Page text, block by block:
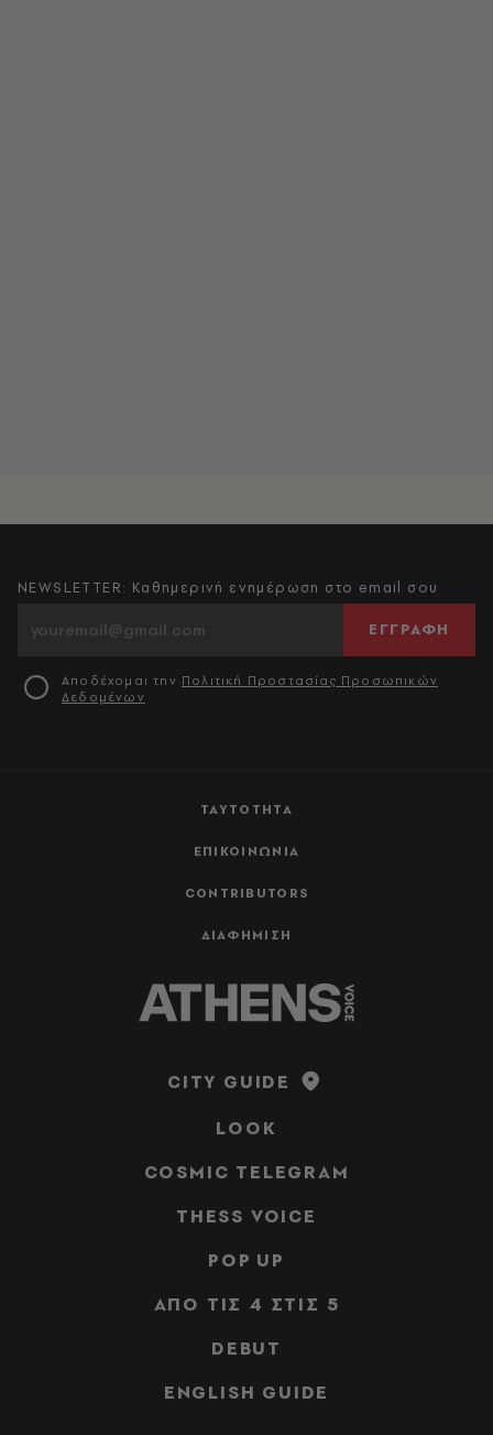
ΤΑΥΤΟΤΗΤΑ
ΕΠΙΚΟΙΝΩΝΙΑ
CONTRIBUTORS
ΔΙΑΦΗΜΙΣΗ
NEWSLETTER: Καθημερινή ενημέρωση στο email σου
ΕΓΓΡΑΦΗ
Αποδέχομαι την Πολιτική Προστασίας Προσωπικών
Δεδομένων
CITY GUIDE
LOOK
COSMIC TELEGRAM
THESS VOICE
POP UP
ΑΠΟ ΤΙΣ 4 ΣΤΙΣ 5
DEBUT
ENGLISH GUIDE